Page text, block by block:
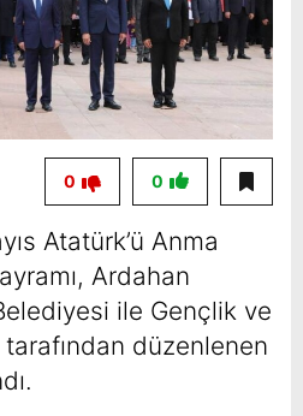
0
0
Atatürk’ü Anma
Ardahan
ile Gençlik ve
düzenlenen